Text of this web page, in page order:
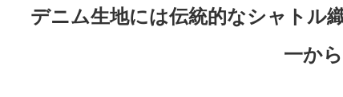
デニム生地には伝統的なシャトル
一か